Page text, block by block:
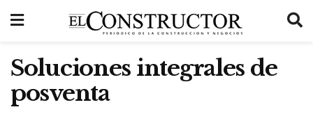
Soluciones integrales de
posventa